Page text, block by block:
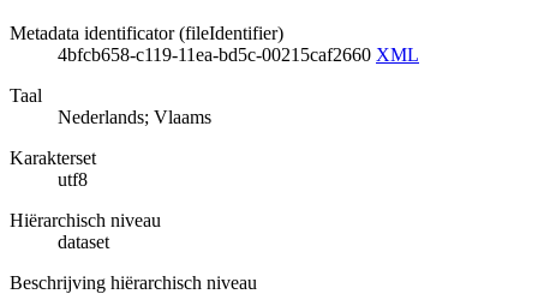
Metadata identificator (fileIdentifier)
4bfcb658-c119-11ea-bd5c-00215caf2660 XML
Taal
Nederlands; Vlaams
Karakterset
utf8
Hiërarchisch niveau
dataset
Beschrijving hiërarchisch niveau